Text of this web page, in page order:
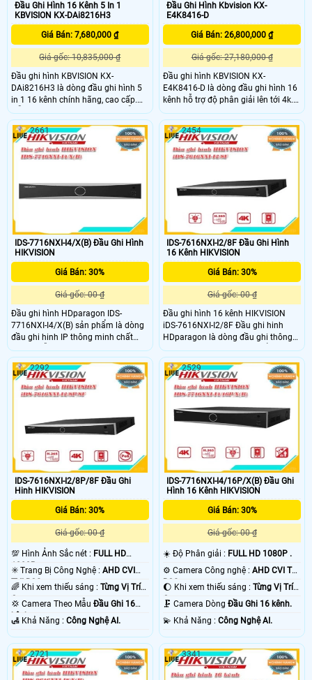
Đầu Ghi Hình 16 Kênh 5 In 1
KBVISION KX-DAi8216H3
Giá Bán: 7,680,000 ₫
Giá gốc: 10,835,000 ₫
Đầu ghi hình KBVISION KX-
DAi8216H3 là dòng đầu ghi hình 5
in 1 16 kênh chính hãng, cao cấp.
Hỗ trợ Nhận diện khuôn mặt, hỗ trợ
tìm kiếm và phát hiện người lạ mặt
trong khu vực giám sát. Hỗ trợ
camera IP tối đa 24 kênh, lên đến
6Mp. Băng thông tối đa 128 Mbps
Đầu Ghi Hình Kbvision KX-
E4K8416-D
Giá Bán: 26,800,000 ₫
Giá gốc: 27,180,000 ₫
Đầu ghi hình KBVISION KX-
E4K8416-D là dòng đầu ghi hình 16
kênh hỗ trợ độ phân giải lên tới 4k.
Tích hợp công nghệ hình ảnh 5 in 1
hỗ trợ 5 công nghệ camera khác
nhau (HDCVI/AHD/TVI/CVBS/IP).
Hỗ trợ camera IP tối đa lên tới 24
kênh,leentowis 4.0Megapixel
IDS-7716NXI-I4/X(B) Đầu Ghi Hình
HIKVISION
Giá Bán: 30%
Giá gốc: 00 ₫
Đầu ghi hình HDparagon IDS-
7716NXI-I4/X(B) sản phẩm là dòng
đầu ghi hinh IP thông minh chất
lượng. Hỗ trợ cả nhận dạng khuôn
mặt và giảm báo động giả dựa trên
thuật toán học sâu. Hỗ trợ kết nối
tới 16 kênh camera IP Hỗ trợ giải
mã các định dạng video H.265 + / H
2661
IDS-7616NXI-I2/8F Đầu Ghi Hình
16 Kênh HIKVISION
Giá Bán: 30%
Giá gốc: 00 ₫
Đầu ghi hình 16 kênh HIKVISION
iDS-7616NXI-I2/8F Đầu ghi hinh
HDparagon là dòng đầu ghi thông
minh deep-learning sản phẩm có
thiết kế chắc chắn. Hỗ trợ camera
tối đa PoE 12 Megapixel. Hỗ trợ giải
nén H.265+
2454
IDS-7616NXI-I2/8P/8F Đầu Ghi
Hinh HIKVISION
Giá Bán: 30%
Giá gốc: 00 ₫
💯 Hình Ảnh Sắc nét : FULL HD
1080P .
✳️ Trang Bị Công Nghệ : AHD CVI
TVI BCS.
🌈 Khi xem thiếu sáng : Từng Vị Trí
Camera .
💢 Camera Theo Mẫu Đầu Ghi 16
kênh.
️🛃 Khả Năng : Công Nghệ AI.
2292
IDS-7716NXI-I4/16P/X(B) Đầu Ghi
Hình 16 Kênh HIKVISION
Giá Bán: 30%
Giá gốc: 00 ₫
☀️ Độ Phân giải : FULL HD 1080P .
⚙ Camera Công nghệ :AHD CVI TVI
BCS.
🌔 Khi xem thiếu sáng :Từng Vị Trí
Camera .
🗜️ Camera DòngĐầu Ghi 16 kênh.
️💫 Khả Năng :Công Nghệ AI.
2529
2721 3341